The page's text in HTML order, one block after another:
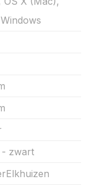
- zwart